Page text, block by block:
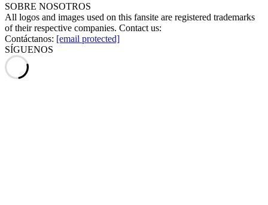
SOBRE NOSOTROS
All logos and images used on this fansite are registered trademarks
of their respective companies. Contact us:
Contáctanos: [email protected]
SÍGUENOS